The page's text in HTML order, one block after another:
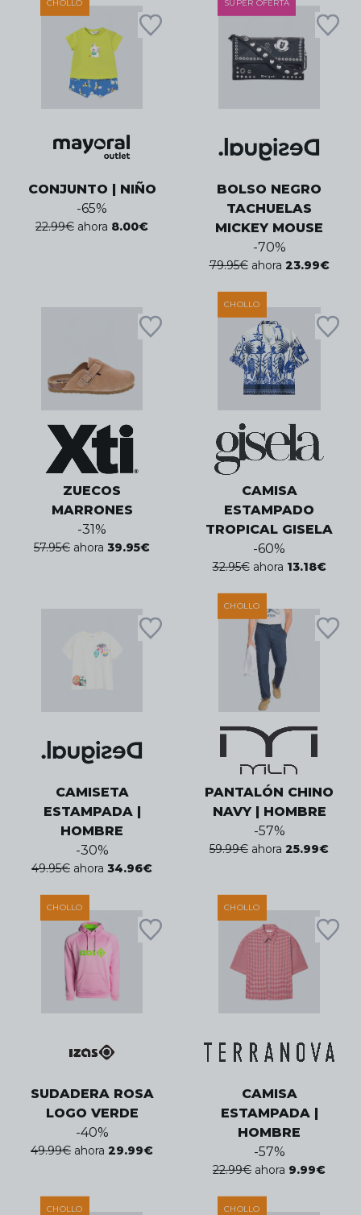
CHOLLO
CONJUNTO | NIÑO
-65%
22.99€ ahora 8.00€
SÚPER OFERTA
BOLSO NEGRO
TACHUELAS
MICKEY MOUSE
-70%
79.95€ ahora 23.99€
ZUECOS
MARRONES
-31%
57.95€ ahora 39.95€
CHOLLO
CAMISA
ESTAMPADO
TROPICAL GISELA
-60%
32.95€ ahora 13.18€
CAMISETA
ESTAMPADA |
HOMBRE
-30%
49.95€ ahora 34.96€
CHOLLO
PANTALÓN CHINO
NAVY | HOMBRE
-57%
59.99€ ahora 25.99€
CHOLLO
SUDADERA ROSA
LOGO VERDE
-40%
49.99€ ahora 29.99€
CHOLLO
CAMISA
ESTAMPADA |
HOMBRE
-57%
22.99€ ahora 9.99€
CHOLLO CHOLLO